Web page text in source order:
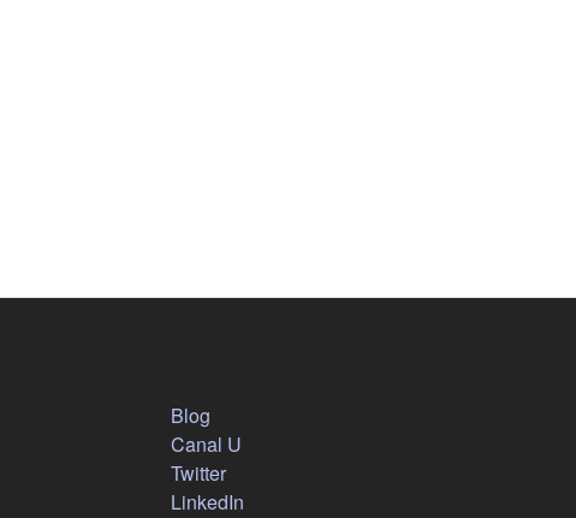
Blog(s'ouvre dans un nouvel onglet)
Canal U(s'ouvre dans un nouvel onglet)
Twitter(s'ouvre dans un nouvel onglet)
LinkedIn(s'ouvre dans un nouvel onglet)